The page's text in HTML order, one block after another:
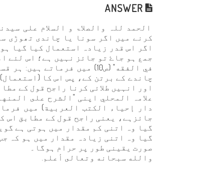
الحمد للہ والصلاۃ و السلام علی
کرنے میں اگر سونا یا چاندی تھوڑی
اگر اس قدر زیادہ استعمال کیا گیا
جمع ہو جاۓ تو جائز نہیں ہے؛ اس لئے
في الفقه" (ص10) میں
چاندے کے برتن کے، پس اس کا
اور انہیں طلائی کرنا راجح قول کے
دار إحياء الكتب العربية) میں
جائزہے، یعنی راجح قول کے مطابق اس
گیا وہ اتنی کم مقدار میں ہوتی ہے
گیا وہ اتنی زیادہ مقدار میں ہو کہ
صورت یقینی طور پر حرام ہوگا۔
والله سبحانه وتعالى أعلم.